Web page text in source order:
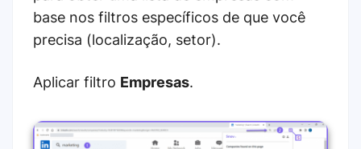
base nos filtros específicos de que você
precisa (localização, setor).
Aplicar filtro Empresas.